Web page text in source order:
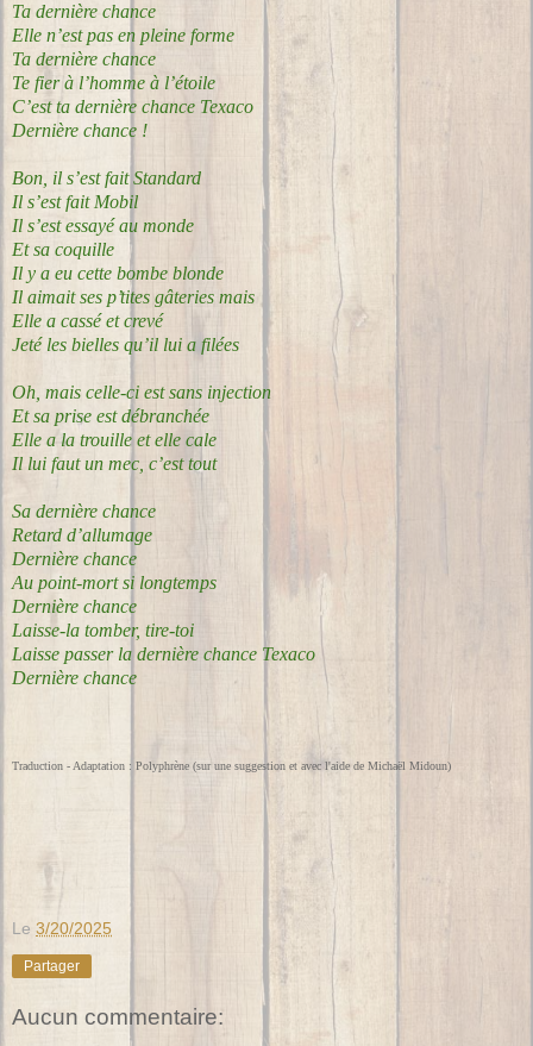
Ta dernière chance
Elle n’est pas en pleine forme
Ta dernière chance
Te fier à l’homme à l’étoile
C’est ta dernière chance Texaco
Dernière chance !
Bon, il s’est fait Standard
Il s’est fait Mobil
Il s’est essayé au monde
Et sa coquille
Il y a eu cette bombe blonde
Il aimait ses p’tites gâteries mais
Elle a cassé et crevé
Jeté les bielles qu’il lui a filées
Oh, mais celle-ci est sans injection
Et sa prise est débranchée
Elle a la trouille et elle cale
Il lui faut un mec, c’est tout
Sa dernière chance
Retard d’allumage
Dernière chance
Au point-mort si longtemps
Dernière chance
Laisse-la tomber, tire-toi
Laisse passer la dernière chance Texaco
Dernière chance
Traduction - Adaptation : Polyphrène (sur une suggestion et avec l'aide de Michaël Midoun)
Le 3/20/2025
Partager
Aucun commentaire: